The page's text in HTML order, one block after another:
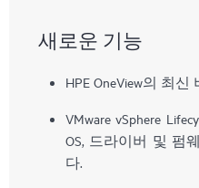
새로운 기능
HPE OneView의 최
VMware vSphere
OS, 드라이버 및 펌
다.